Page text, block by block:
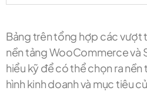
Bảng trên tổng hợp các vượt
nền tảng WooCommerce và
hiểu kỹ để có thể chọn ra
hình kinh doanh và mục tiêu